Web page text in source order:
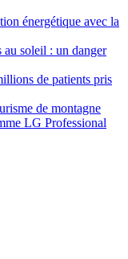
énergétique avec la
au soleil : un danger
de patients pris
de montagne
LG Professional